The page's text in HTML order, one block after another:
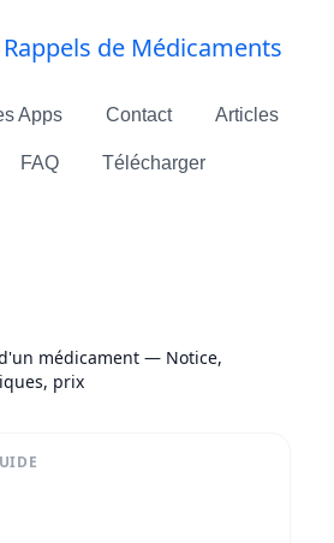
de Médicaments
Apps Contact Articles
FAQ Télécharger
médicament — Notice,
prix